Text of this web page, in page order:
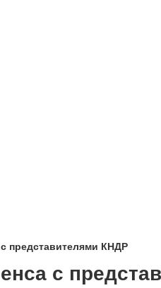
представителями КНДР
с